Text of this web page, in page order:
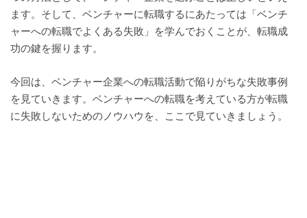
ます。そして、ベンチャーに転職するにあたっては「ベンチ
ャーへの転職でよくある失敗」を学んでおくことが、転職成
功の鍵を握ります。
今回は、ベンチャー企業への転職活動で陥りがちな失敗事例
を見ていきます。ベンチャーへの転職を考えている方が転職
に失敗しないためのノウハウを、ここで見ていきましょう。